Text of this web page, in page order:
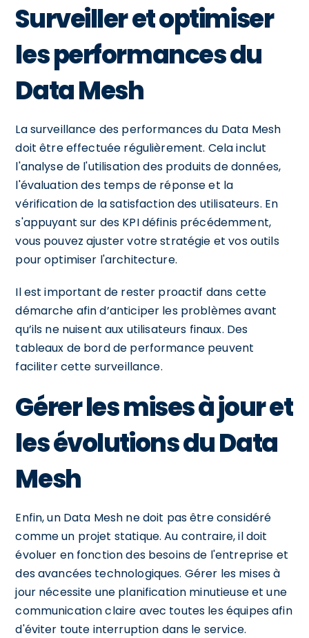
Surveiller et optimiser
les performances du
Data Mesh
La surveillance des performances du Data Mesh
doit être effectuée régulièrement. Cela inclut
l'analyse de l'utilisation des produits de données,
l'évaluation des temps de réponse et la
vérification de la satisfaction des utilisateurs. En
s'appuyant sur des KPI définis précédemment,
vous pouvez ajuster votre stratégie et vos outils
pour optimiser l'architecture.
Il est important de rester proactif dans cette
démarche afin d’anticiper les problèmes avant
qu’ils ne nuisent aux utilisateurs finaux. Des
tableaux de bord de performance peuvent
faciliter cette surveillance.
Gérer les mises à jour et
les évolutions du Data
Mesh
Enfin, un Data Mesh ne doit pas être considéré
comme un projet statique. Au contraire, il doit
évoluer en fonction des besoins de l'entreprise et
des avancées technologiques. Gérer les mises à
jour nécessite une planification minutieuse et une
communication claire avec toutes les équipes afin
d'éviter toute interruption dans le service.